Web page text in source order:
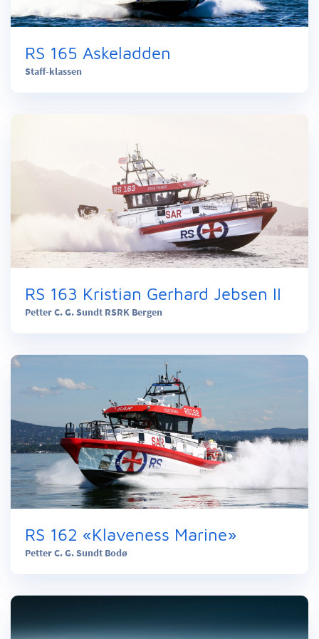
RS 165 Askeladden
Staff-klassen
RS 163 Kristian Gerhard Jebsen II
Petter C. G. Sundt RSRK Bergen
RS 162 «Klaveness Marine»
Petter C. G. Sundt Bodø